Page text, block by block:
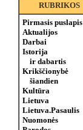
RUBRIKOS
Pirmasis puslapis
Aktualijos
Darbai
Istorija
ir dabartis
Krikščionybė
šiandien
Kultūra
Lietuva
Lietuva.Pasaulis
Nuomonės